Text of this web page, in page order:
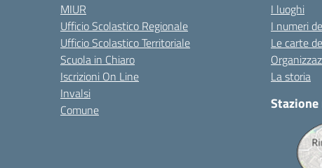
MIUR
Ufficio Scolastico Regionale
Ufficio Scolastico Territoriale
Scuola in Chiaro
Iscrizioni On Line
Invalsi
Comune
I luoghi
I numeri
Le carte
La storia